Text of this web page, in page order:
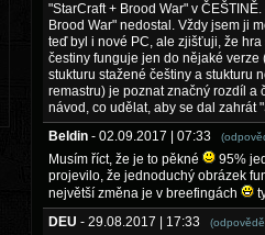
"StarCraft + Brood War" v
Brood War" nedostal. Vždy jsem ji
teď byl i nové PC, ale zjišťuji, že
čestiny funguje jen do nějaké
stukturu stažené češtiny a stukturu
remastru) je poznat značný rozdíl a
návod, co udělat, aby se dal zahrát
Beldin - 02.09.2017 | 07:33
Musím říct, že je to pěkné
95%
projevilo, že jednoduchý obrázek
největší změna je v breefingách
DEU - 29.08.2017 | 17:33